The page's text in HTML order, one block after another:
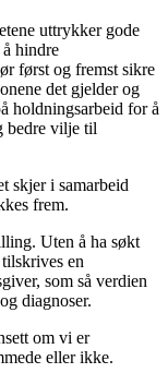
uttrykker gode
hindre
først og fremst sikre
det gjelder og
holdningsarbeid for å
bedre vilje til
skjer i samarbeid
frem.
Uten å ha søkt
en
som så verdien
diagnoser.
om vi er
eller ikke.